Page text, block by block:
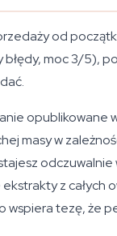
od
błędy, moc 3/5),
opublikowane
masy w
z
wspiera tezę, że